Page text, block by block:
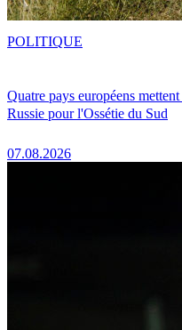
Quatre pays européens
Russie pour l'Ossétie du Sud
07.08.2026
POLITIQUE